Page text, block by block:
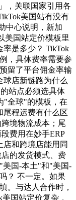
，关联国家引用各
美国站有没有
中心说明，新加
美国站定价模板里
率是多少？ TikTok
，具体费率需要参
留了平台佣金率输
球店新链路为什么
站点必须选具体
"全球"的模板，在
尾程运费有什么区
境物流成本；尾
费用在妙手ERP
店和跨境店能用同
的发货模式、费
美国-本土"和"美国-
？ 不一定。如果
。与达人合作时，
国站定价复杂，